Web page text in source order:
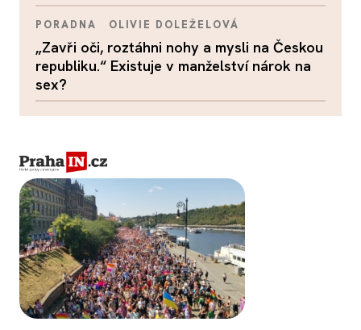
PORADNA OLIVIE DOLEŽELOVÁ
„Zavři oči, roztáhni nohy a mysli na Českou
republiku.“ Existuje v manželství nárok na
sex?